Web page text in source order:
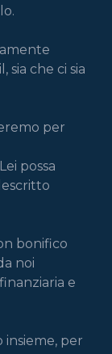
sia che ci sia
per
possa
bonifico
noi
e
insieme, per